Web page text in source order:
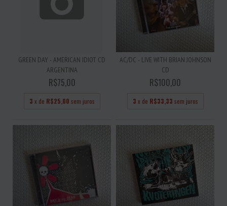
GREEN DAY - AMERICAN IDIOT CD
ARGENTINA
R$75,00
3 x de R$25,00 sem juros
AC/DC - LIVE WITH BRIAN JOHNSON
CD
R$100,00
3 x de R$33,33 sem juros